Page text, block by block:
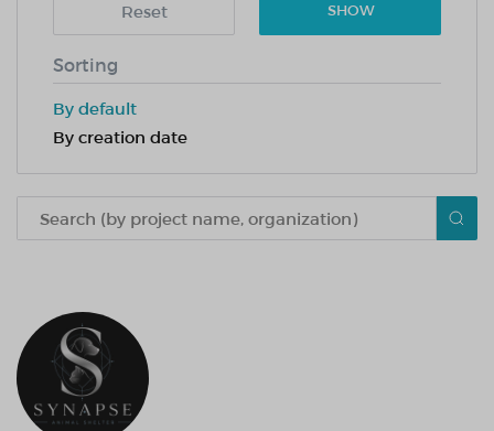
Reset SHOW
Sorting
By default
By creation date